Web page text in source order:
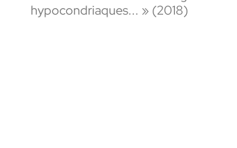
hypocondriaques... » (2018)